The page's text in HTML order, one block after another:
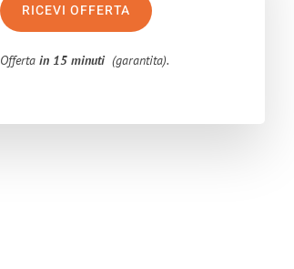
RICEVI OFFERTA
Offertain 15 minuti (garantita).